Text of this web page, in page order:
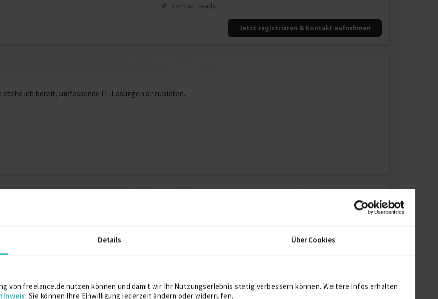
Details Über Cookies
von freelance.de nutzen können und damit wir Ihr Nutzungserlebnis stetig verbessern können. Weitere Infos erhalten
. Sie können Ihre Einwilligung jederzeit ändern oder widerrufen.
Contract ready
Jetzt registrieren & Kontakt aufnehmen
ich bereit, umfassende IT-Lösungen anzubieten.